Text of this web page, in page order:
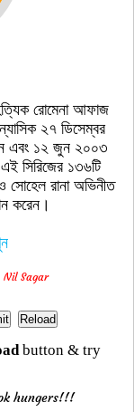
রোমেনা আফাজ
২৭ ডিসেম্বর
এবং ১২ জুন ২০০৩
সিরিজের ১৩৬টি
সোহেল রানা অভিনীত
করেন।
Nil Sagar
button & try
hungers!!!